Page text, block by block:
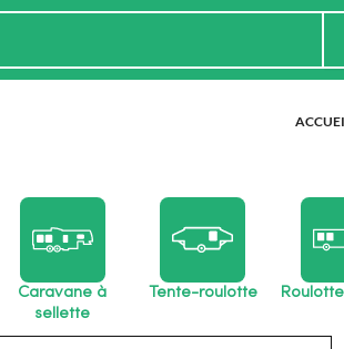
Caravane à
sellette
Tente-roulotte